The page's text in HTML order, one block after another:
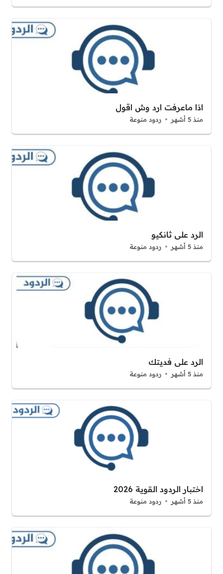
اذا ماعرفت ارد وش اقول
منذ 5 أشهر ردود منوعة
الرد على ثانكيو
منذ 5 أشهر ردود منوعة
الرد على فديتك
منذ 5 أشهر ردود منوعة
اختبار الردود القوية 2026
منذ 5 أشهر ردود منوعة